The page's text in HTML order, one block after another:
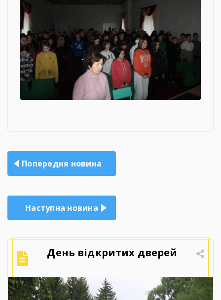
Навігація
записів
Попередня новина
Наступна новина
День відкритих дверей